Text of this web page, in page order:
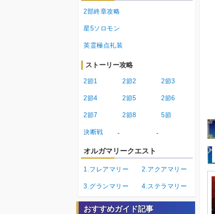
2部終章攻略
星5ソロモン
英霊極点礼装
ストーリー攻略
2節1 2節2 2節3
2節4 2節5 2節6
2節7 2節8 5節
決断戦 - -
オルガマリークエスト
1.フレアマリー 2.アクアマリー
3.グランマリー 4.ステラマリー
おすすめガイド記事